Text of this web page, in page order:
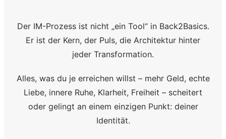
Der IM-Prozess ist nicht „ein Tool“ in Back2Basics.
Er ist der Kern, der Puls, die Architektur hinter
jeder Transformation.
Alles, was du je erreichen willst – mehr Geld, echte
Liebe, innere Ruhe, Klarheit, Freiheit – scheitert
oder gelingt an einem einzigen Punkt: deiner
Identität.